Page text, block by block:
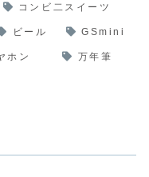
コンビ二スイーツ
ビール GSmini
ホン 万年筆